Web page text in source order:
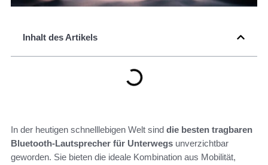
Inhalt des Artikels
In der heutigen schnelllebigen Welt sind die besten tragbaren
Bluetooth-Lautsprecher für Unterwegs unverzichtbar
geworden. Sie bieten die ideale Kombination aus Mobilität,